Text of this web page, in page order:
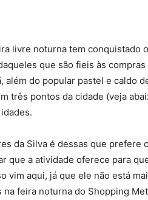
livre noturna tem conquistado
que são fieis às
além do popular pastel e caldo
três pontos da cidade (veja
da Silva é dessas que prefere
que a atividade oferece para
vim aqui, já que ele não está
feira noturna do Shopping